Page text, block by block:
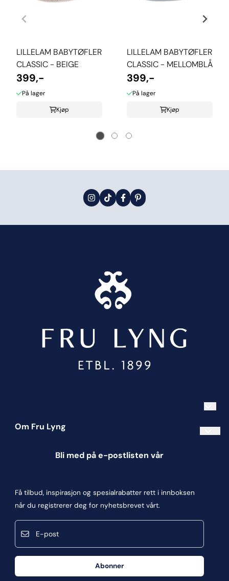
LILLELAM BABYTØFLER
CLASSIC - BEIGE
399,-
På lager
Kjøp
LILLELAM BABYTØFLER
CLASSIC - MELLOMBLÅ
399,-
På lager
Kjøp
Om Fru Lyng
Informasjonskapsler
Kontakt oss
Kjøpsbetingelser
Frakt og retur
Våre butikker
Bli med på e-postlisten vår
Få tilbud, inspirasjon og spesialrabatter rett i innboksen
når du registrerer deg for nyhetsbrevet vårt.
Abonner